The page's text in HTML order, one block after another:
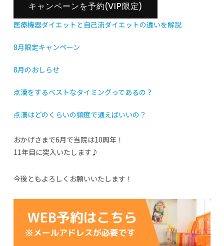
キャンペーンを予約(VIP限定)
医療機器ダイエットと自己流ダイエットの違いを解説
8月限定キャンペーン
8月のおしらせ
点滴をするベストなタイミングってあるの？
点滴はどのくらいの頻度で通えばいいの？
おかげさまで6月で当院は10周年！
11年目に突入いたします♪
今後ともよろしくお願いいたします！